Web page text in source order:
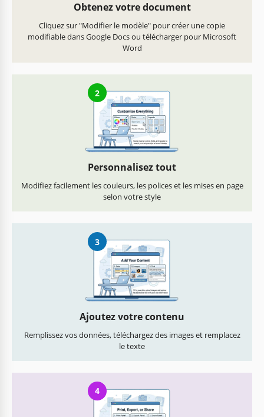
Obtenez votre document
Cliquez sur "Modifier le modèle" pour créer une copie
modifiable dans Google Docs ou télécharger pour Microsoft
Word
2
Personnalisez tout
Modifiez facilement les couleurs, les polices et les mises en page
selon votre style
3
Ajoutez votre contenu
Remplissez vos données, téléchargez des images et remplacez
le texte
4